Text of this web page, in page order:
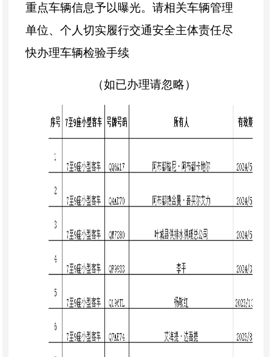
重点车辆信息予以曝光。请相关车辆管理
单位、个人切实履行交通安全主体责任尽
快办理车辆检验手续
（如已办理请忽略）